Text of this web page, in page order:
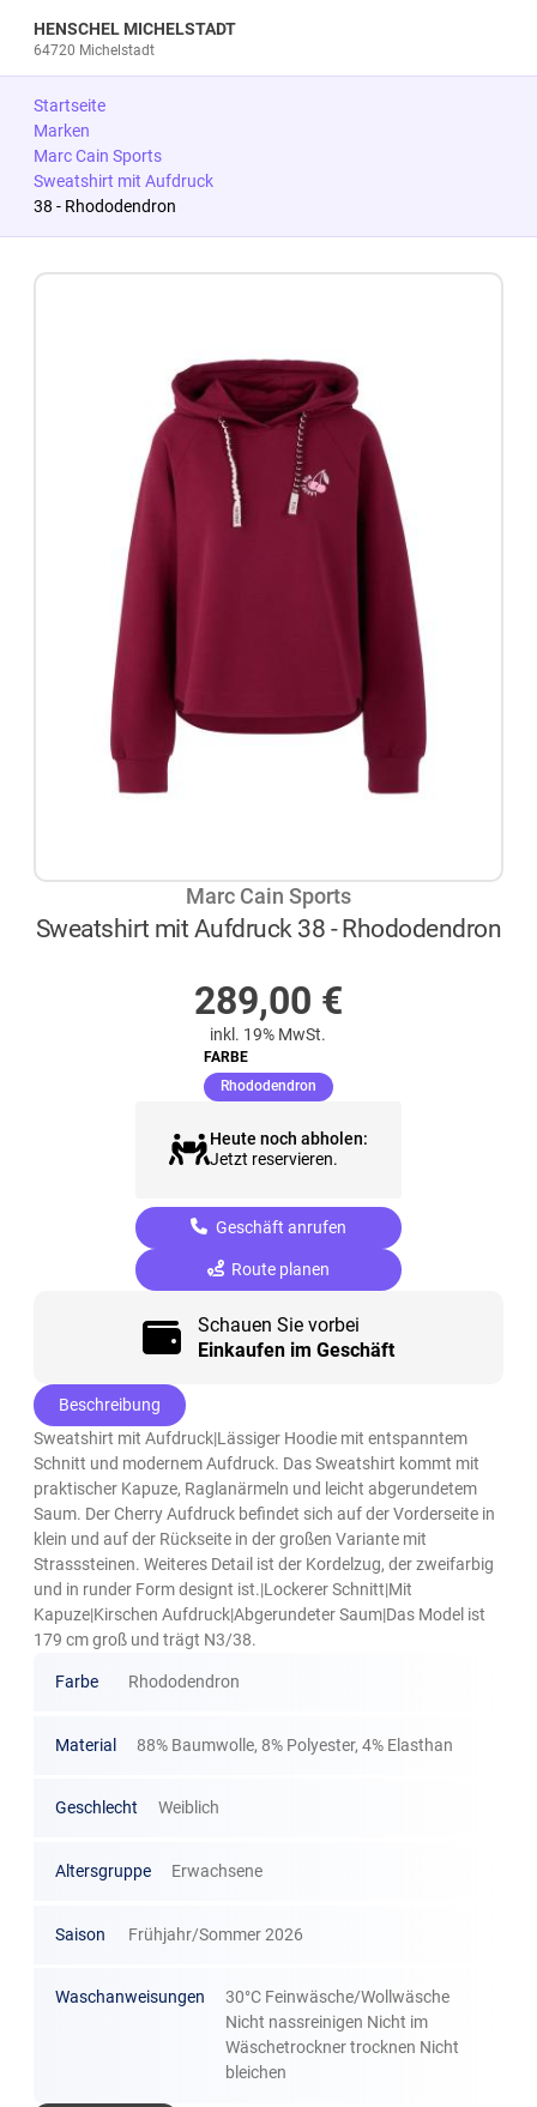
HENSCHEL MICHELSTADT
64720 Michelstadt
Startseite
Marken
Marc Cain Sports
Sweatshirt mit Aufdruck
38 - Rhododendron
Marc Cain Sports
Sweatshirt mit Aufdruck 38 - Rhododendron
289,00 €
inkl. 19% MwSt.
FARBE
Rhododendron (ausgewählt)
Heute noch abholen:
Jetzt reservieren.
Geschäft anrufen
Route planen
Schauen Sie vorbei
Einkaufen im Geschäft
Beschreibung
Sweatshirt mit Aufdruck|Lässiger Hoodie mit entspanntem
Schnitt und modernem Aufdruck. Das Sweatshirt kommt mit
praktischer Kapuze, Raglanärmeln und leicht abgerundetem
Saum. Der Cherry Aufdruck befindet sich auf der Vorderseite in
klein und auf der Rückseite in der großen Variante mit
Strasssteinen. Weiteres Detail ist der Kordelzug, der zweifarbig
und in runder Form designt ist.|Lockerer Schnitt|Mit
Kapuze|Kirschen Aufdruck|Abgerundeter Saum|Das Model ist
179 cm groß und trägt N3/38.
Farbe Rhododendron
Material 88% Baumwolle, 8% Polyester, 4% Elasthan
Geschlecht Weiblich
Altersgruppe Erwachsene
Saison Frühjahr/Sommer 2026
Waschanweisungen
30°C Feinwäsche/Wollwäsche
Nicht nassreinigen Nicht im
Wäschetrockner trocknen Nicht
bleichen